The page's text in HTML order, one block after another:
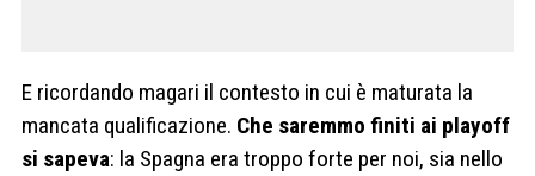
E ricordando magari il contesto in cui è maturata la
mancata qualificazione. Che saremmo finiti ai playoff
si sapeva: la Spagna era troppo forte per noi, sia nello